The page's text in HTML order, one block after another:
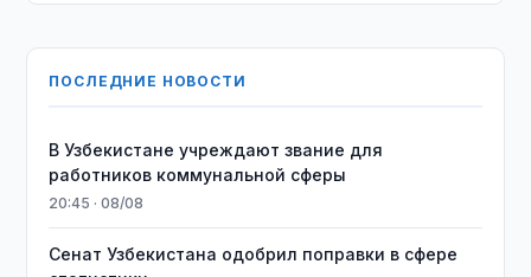
ПОСЛЕДНИЕ НОВОСТИ
В Узбекистане учреждают звание для
работников коммунальной сферы
20:45 · 08/08
Сенат Узбекистана одобрил поправки в сфере